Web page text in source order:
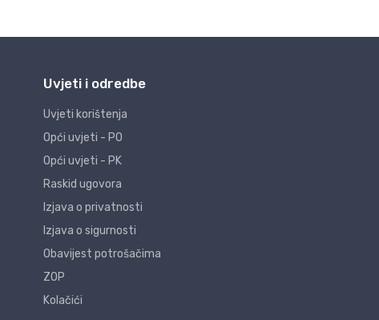
Uvjeti i odredbe
Uvjeti korištenja
Opći uvjeti - PO
Opći uvjeti - PK
Raskid ugovora
Izjava o privatnosti
Izjava o sigurnosti
Obavijest potrošačima
ZOP
Kolačići